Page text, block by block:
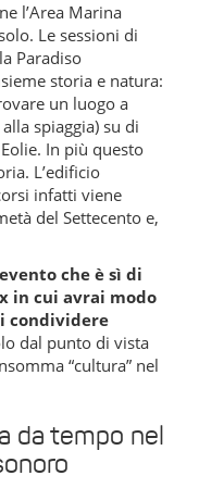
l’Area Marina
Le sessioni di
Paradiso
storia e natura:
un luogo a
spiaggia) su di
In più questo
L’edificio
infatti viene
del Settecento e,
che è sì di
in cui avrai modo
condividere
dal punto di vista
“cultura” nel
da tempo nel